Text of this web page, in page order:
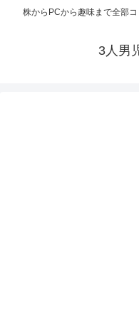
株からPCから趣味まで全部
3人男